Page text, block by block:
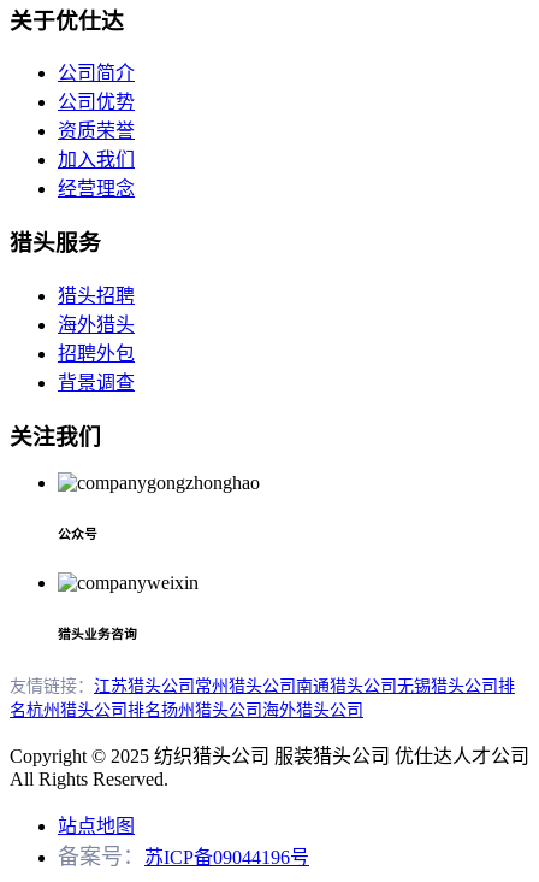
关于优仕达
公司简介
公司优势
资质荣誉
加入我们
经营理念
猎头服务
猎头招聘
海外猎头
招聘外包
背景调查
关注我们
公众号
猎头业务咨询
友情链接： 江苏猎头公司 常州猎头公司 南通猎头公司 无锡猎头公司排
名杭州猎头公司排名扬州猎头公司 海外猎头公司
Copyright © 2025 纺织猎头公司 服装猎头公司 优仕达人才公司
All Rights Reserved.
站点地图
备案号： 苏ICP备09044196号